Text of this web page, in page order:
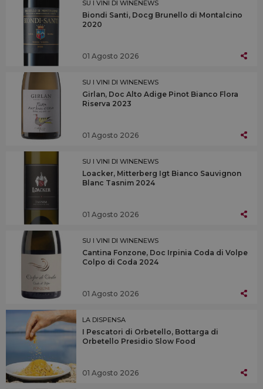
SU I VINI DI WINENEWS
Biondi Santi, Docg Brunello di Montalcino
2020
01 Agosto 2026
SU I VINI DI WINENEWS
Girlan, Doc Alto Adige Pinot Bianco Flora
Riserva 2023
01 Agosto 2026
SU I VINI DI WINENEWS
Loacker, Mitterberg Igt Bianco Sauvignon
Blanc Tasnim 2024
01 Agosto 2026
SU I VINI DI WINENEWS
Cantina Fonzone, Doc Irpinia Coda di Volpe
Colpo di Coda 2024
01 Agosto 2026
LA DISPENSA
I Pescatori di Orbetello, Bottarga di
Orbetello Presidio Slow Food
01 Agosto 2026